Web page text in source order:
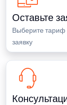
Оставьте
Выберите тариф
заявку